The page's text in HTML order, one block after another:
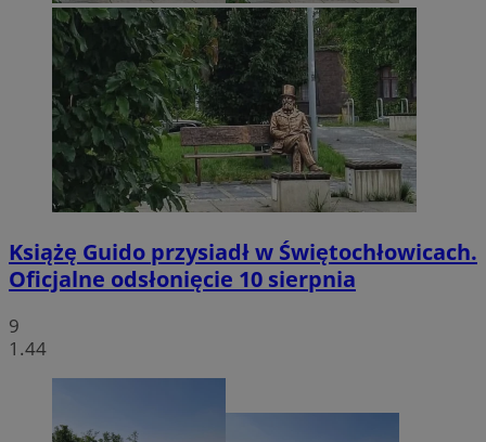
Książę Guido przysiadł w Świętochłowicach.
Oficjalne odsłonięcie 10 sierpnia
9
1.44